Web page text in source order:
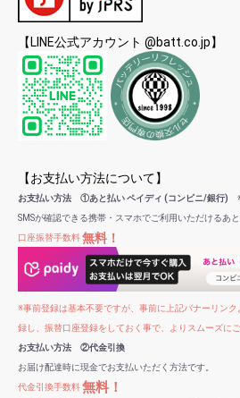
【LINE公式アカウント @batt.co.jp】
【お支払い方法について】
お支払い方法 ①あと払い ペイディ (コンビニ/銀行) ※
SMSが確認できる携帯・スマホでご利用いただけるあ
口座振替手数料無料！
※事前登録は基本不要ですが、事前に上記バナーリン
録し、振替口座登録をしておく事で、よりスムーズに
お支払い方法 ②代金引換
お届け配達時に現金でお支払いただく方法です。
代金引換手数料無料！